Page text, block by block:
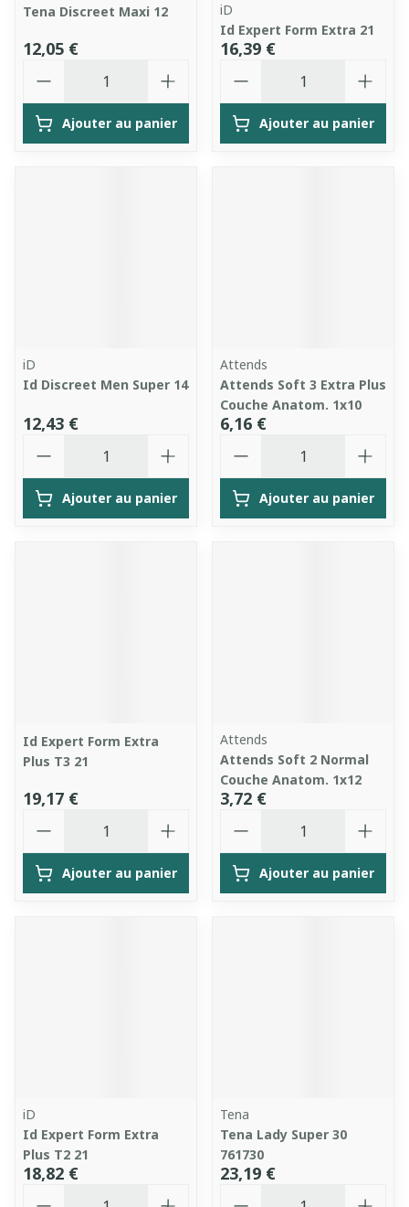
Tena Discreet Maxi 12
12,05 €
Ajouter au panier
iD
Id Expert Form Extra 21
16,39 €
Ajouter au panier
iD
Id Discreet Men Super 14
12,43 €
Ajouter au panier
Attends
Attends Soft 3 Extra Plus
Couche Anatom. 1x10
6,16 €
Ajouter au panier
Id Expert Form Extra
Plus T3 21
19,17 €
Ajouter au panier
Attends
Attends Soft 2 Normal
Couche Anatom. 1x12
3,72 €
Ajouter au panier
iD
Id Expert Form Extra
Plus T2 21
18,82 €
Tena
Tena Lady Super 30
761730
23,19 €